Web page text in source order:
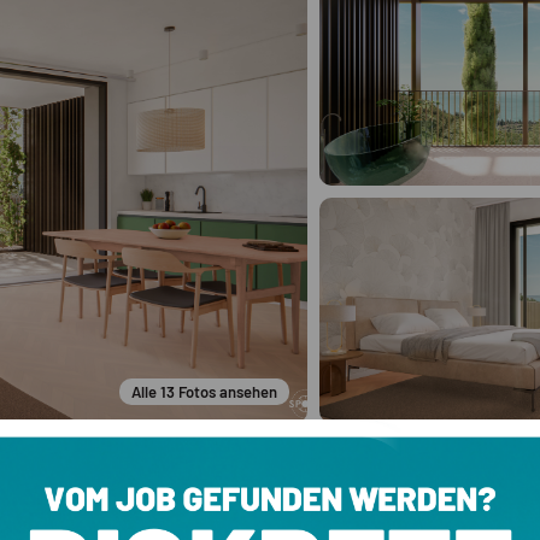
Alle13 Fotos ansehen